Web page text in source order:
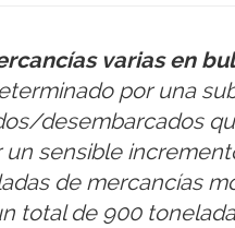
varias en
por una
desembarcados
un sensible
de mercancías
total de 900